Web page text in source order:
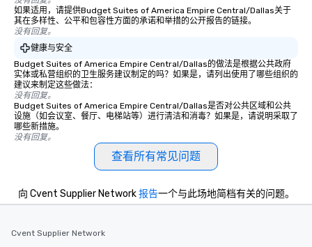
如果适用，请提供Budget Suites of America Empire Central/Dallas关于
其在多样性、公平和包容性方面的承诺和举措的公开报告的链接。
没有回复。
健康与安全
Budget Suites of America Empire Central/Dallas的做法是根据公共政府
实体或私营组织的卫生服务建议制定的吗？如果是，请列出使用了哪些组织的
建议来制定这些做法：
没有回复。
Budget Suites of America Empire Central/Dallas是否对公共区域和公共
设施（如会议室、餐厅、电梯站等）进行清洁和消毒？如果是，请说明采取了
哪些新措施。
没有回复。
查看所有常见问题
向 Cvent Supplier Network报告一个与此场地简档有关的问题。
Cvent Supplier Network